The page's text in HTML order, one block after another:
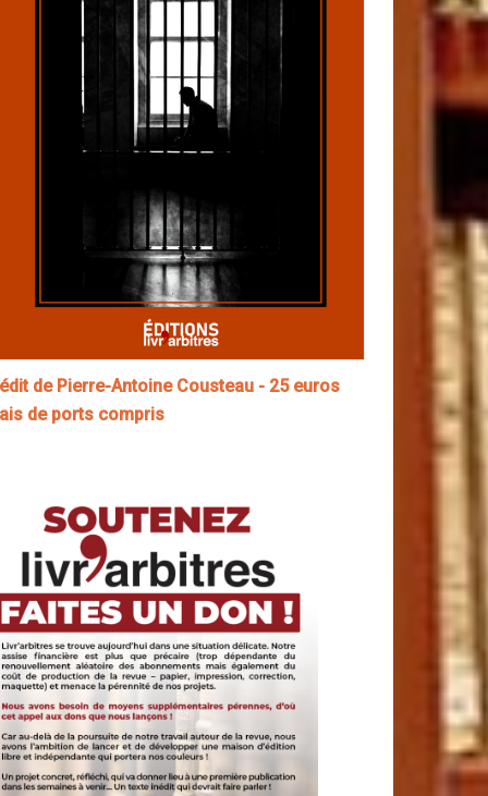
de Pierre-Antoine Cousteau - 25 euros
de ports compris